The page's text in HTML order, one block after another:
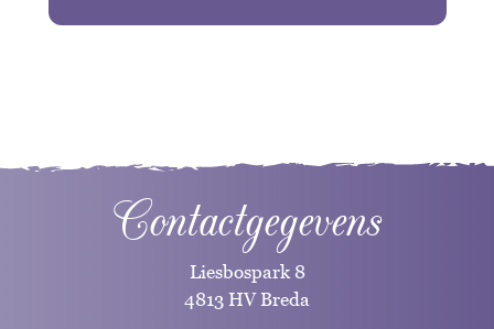
Contactgegevens
Liesbospark 8
4813 HV Breda